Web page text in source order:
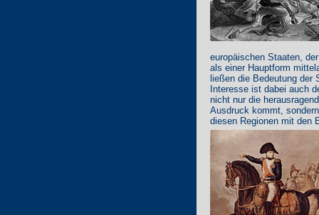
europäischen Staaten,
als einer Hauptform
ließen die Bedeutung der
Interesse ist dabei auch
nicht nur die
Ausdruck kommt,
diesen Regionen mit den